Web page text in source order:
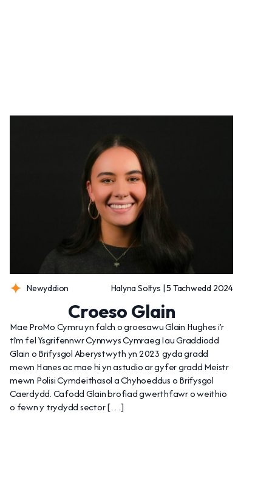
Newyddion Halyna Soltys | 5 Tachwedd 2024
Croeso Glain
Mae ProMo Cymru yn falch o groesawu Glain Hughes i’r
tîm fel Ysgrifennwr Cynnwys Cymraeg Iau Graddiodd
Glain o Brifysgol Aberystwyth yn 2023 gyda gradd
mewn Hanes ac mae hi yn astudio ar gyfer gradd Meistr
mewn Polisi Cymdeithasol a Chyhoeddus o Brifysgol
Caerdydd. Cafodd Glain brofiad gwerthfawr o weithio
o fewn y trydydd sector […]